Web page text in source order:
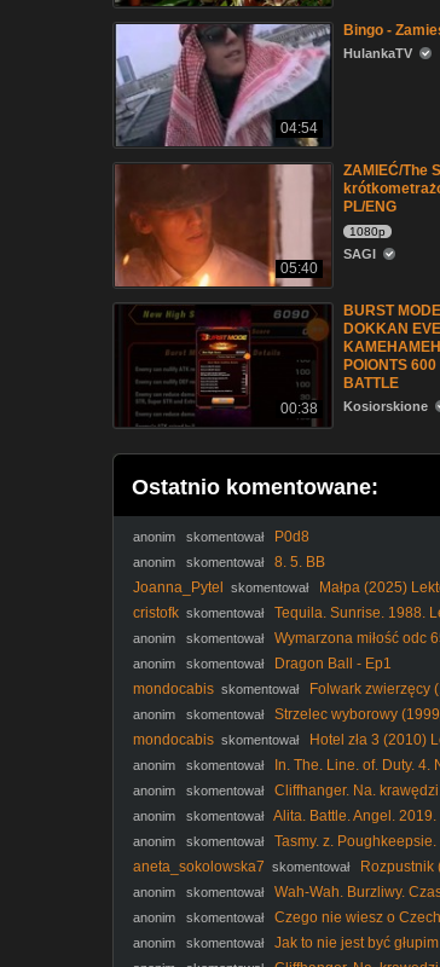
04:54
Bingo -
HulankaTV
05:40
ZAMIEĆ/The
PL/ENG
1080p
SAGI
00:38
BURST
DOKKAN
POIONTS
BATTLE
Kosiorskione
Ostatnio komentowane:
anonim skomentował P0d8
anonim skomentował
8. 5. BB
Joanna_Pytel
skomentował
Małpa (2025)
cristofk skomentował Tequila. Sunrise. 1988.
anonim skomentował Wymarzona miłość odc
anonim skomentował
Dragon Ball - Ep1
mondocabis skomentował
Folwark zwierzęcy
anonim skomentował
Strzelec wyborowy
mondocabis skomentował Hotel zła 3 (2010)
anonim skomentował
In. The. Line. of. Duty. 4.
linii. 4. 1989. Lektor.pl
anonim skomentował
Cliffhanger. Na.
Lektor.pl
anonim skomentował Alita. Battle. Angel. 2019.
anonim skomentował
Tasmy. z.
Lektor.pl. AI
aneta_sokolowska7 skomentował
Rozpustnik
anonim skomentował
Wah-Wah. Burzliwy.
Lektor.pl
anonim skomentował
Czego nie wiesz o
#PomyślDziś odc. 2645
anonim skomentował
Jak to nie jest być
1670? #shorts